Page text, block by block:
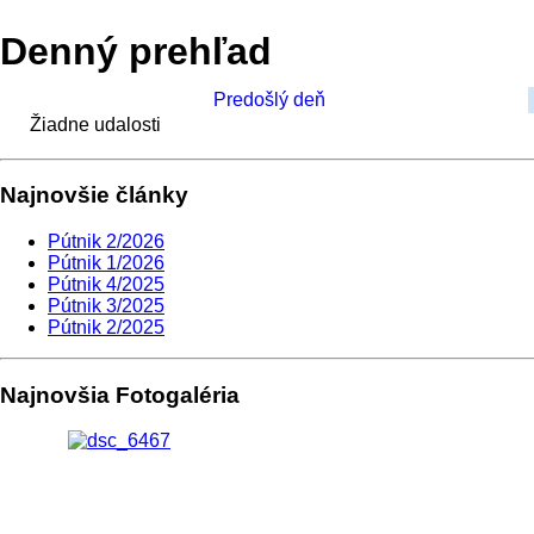
Denný prehľad
Predošlý deň
Žiadne udalosti
Najnovšie články
Pútnik 2/2026
Pútnik 1/2026
Pútnik 4/2025
Pútnik 3/2025
Pútnik 2/2025
Najnovšia Fotogaléria